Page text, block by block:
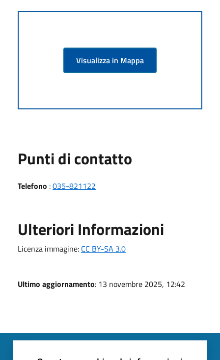
Visualizza in Mappa
Punti di contatto
Telefono :035-821122
Ulteriori Informazioni
Licenza immagine: CC BY-SA 3.0
Ultimo aggiornamento: 13 novembre 2025, 12:42